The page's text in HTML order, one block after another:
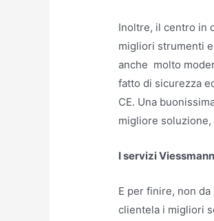
Inoltre, il centro in
migliori strumenti
anche molto
fatto di sicurezza
CE. Una
migliore soluzione,
I servizi
E per finire, non
clientela i migliori